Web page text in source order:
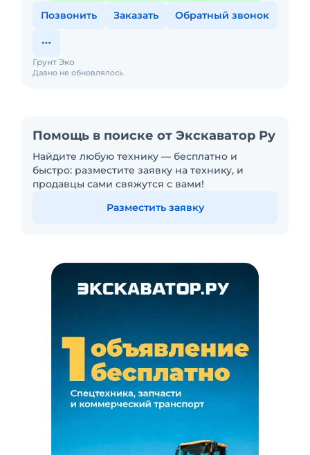
Позвонить Заказать Обратный звонок
Давно не обновлялось
Грунт Эко
Помощь в поиске от Экскаватор Ру
Найдите любую технику — бесплатно и
быстро: разместите заявку на технику, и
продавцы сами свяжутся с вами!
Разместить заявку